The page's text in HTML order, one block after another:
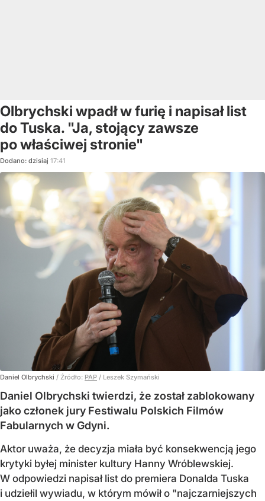
Olbrychski wpadł w furię i napisał list
do Tuska. "Ja, stojący zawsze
po właściwej stronie"
Dodano: dzisiaj 17:41
Daniel Olbrychski / Źródło: PAP / Leszek Szymański
Daniel Olbrychski twierdzi, że został zablokowany
jako członek jury Festiwalu Polskich Filmów
Fabularnych w Gdyni.
Aktor uważa, że decyzja miała być konsekwencją jego
krytyki byłej minister kultury Hanny Wróblewskiej.
W odpowiedzi napisał list do premiera Donalda Tuska
i udziełil wywiadu, w którym mówił o "najczarniejszych